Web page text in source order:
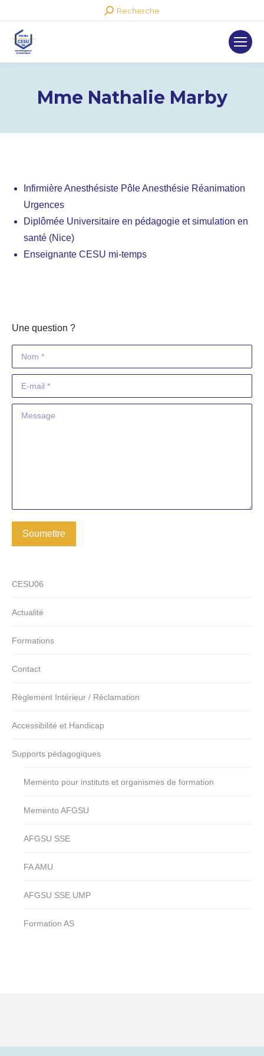
Recherche
:
Recherche
Mme Nathalie Marby
Infirmière Anesthésiste Pôle Anesthésie Réanimation
Urgences
Diplômée Universitaire en pédagogie et simulation en
santé (Nice)
Enseignante CESU mi-temps
Une question ?
Nom *
E-mail *
Message
Soumettre
CESU06
Actualité
Formations
Contact
Règlement Intérieur / Réclamation
Accessibilité et Handicap
Supports pédagogiques
Memento pour instituts et organismes de formation
Memento AFGSU
AFGSU SSE
FA AMU
AFGSU SSE UMP
Formation AS